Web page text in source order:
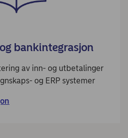
bankintegrasjon
av inn- og utbetalinger
og ERP systemer